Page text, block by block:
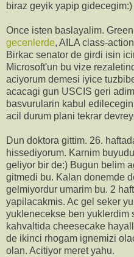
biraz geyik yapip gidecegim:)
Once isten baslayalim.
gecenlerde, AILA class-
Birkac senator de girdi isin
Microsoft'un bu vize
aciyorum demesi iyice
acacagi gun USCIS geri
basvurularin kabul
acil durum plani tekrar
Dun doktora gittim. 26.
hissediyorum. Karnim
geliyor bir de:) Bugun belim
gitmedi bu. Kalan donemde
gelmiyordur umarim bu. 2
yapilacakmis. Ac gel seker
yuklenecekse ben yuklerdim
kahvaltida cheesecake
de ikinci rhogam ignemizi
olan. Acitiyor meret yahu.